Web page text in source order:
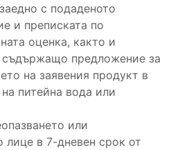
с подаденото
и преписката по
оценка, както и
предложение за
на заявения продукт в
питейна вода или
или
в 7-дневен срок от